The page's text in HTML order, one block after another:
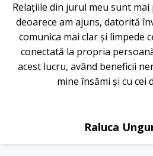
Relațiile din jurul meu sunt
deoarece am ajuns, datorită
comunica mai clar și limpede
conectată la propria
acest lucru, având beneficii
mine însămi și cu cei
Raluca